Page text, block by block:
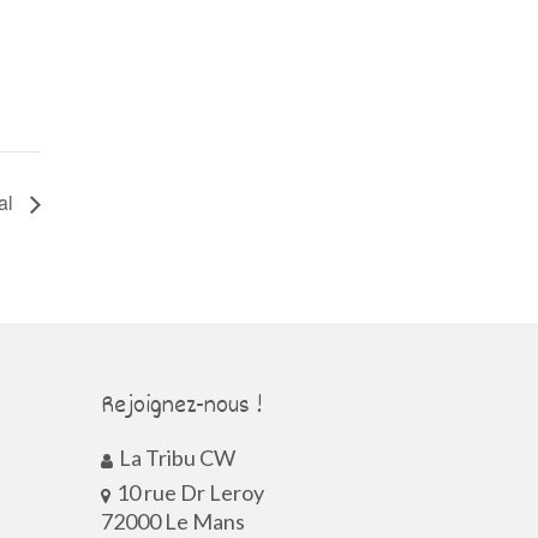
Rejoignez-nous !
La Tribu CW
10 rue Dr Leroy
72000 Le Mans